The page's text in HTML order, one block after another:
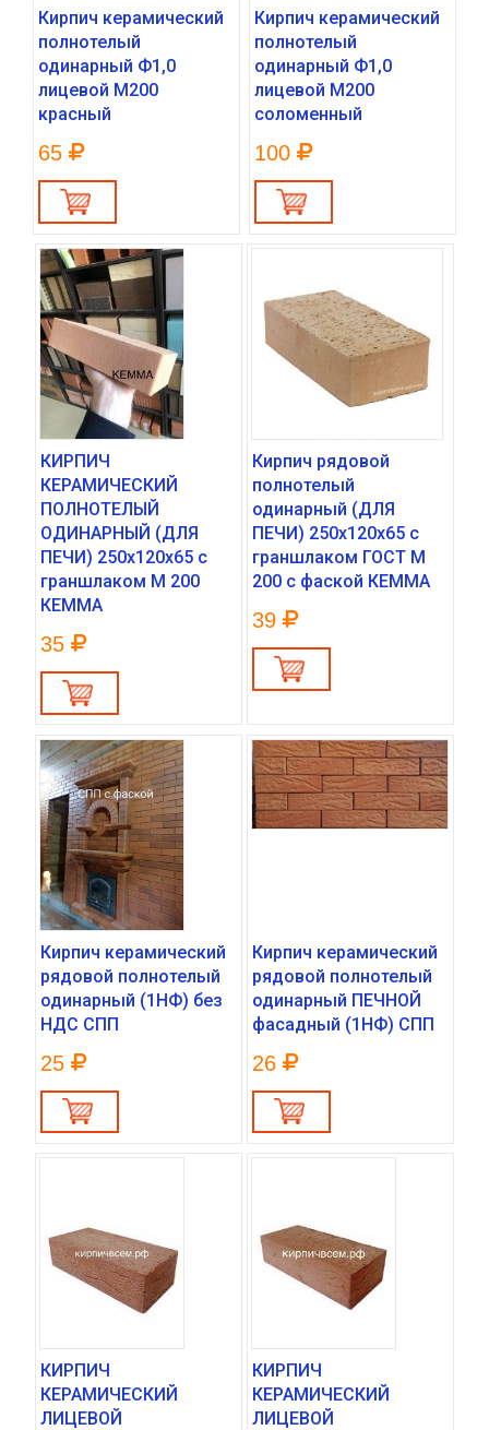
Кирпич керамический
полнотелый
одинарный Ф1,0
лицевой М200
красный
65
Кирпич керамический
полнотелый
одинарный Ф1,0
лицевой М200
соломенный
100
КИРПИЧ
КЕРАМИЧЕСКИЙ
ПОЛНОТЕЛЫЙ
ОДИНАРНЫЙ (ДЛЯ
ПЕЧИ) 250х120х65 с
граншлаком М 200
КЕММА
35
Кирпич рядовой
полнотелый
одинарный (ДЛЯ
ПЕЧИ) 250х120х65 с
граншлаком ГОСТ М
200 с фаской КЕММА
39
Кирпич керамический
рядовой полнотелый
одинарный (1НФ) без
НДС СПП
25
Кирпич керамический
рядовой полнотелый
одинарный ПЕЧНОЙ
фасадный (1НФ) СПП
26
КИРПИЧ
КЕРАМИЧЕСКИЙ
ЛИЦЕВОЙ
КИРПИЧ
КЕРАМИЧЕСКИЙ
ЛИЦЕВОЙ